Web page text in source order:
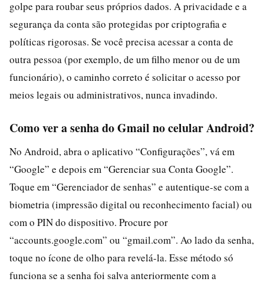
golpe para roubar seus próprios dados. A privacidade e a
segurança da conta são protegidas por criptografia e
políticas rigorosas. Se você precisa acessar a conta de
outra pessoa (por exemplo, de um filho menor ou de um
funcionário), o caminho correto é solicitar o acesso por
meios legais ou administrativos, nunca invadindo.
Como ver a senha do Gmail no celular Android?
No Android, abra o aplicativo “Configurações”, vá em
“Google” e depois em “Gerenciar sua Conta Google”.
Toque em “Gerenciador de senhas” e autentique-se com a
biometria (impressão digital ou reconhecimento facial) ou
com o PIN do dispositivo. Procure por
“accounts.google.com” ou “gmail.com”. Ao lado da senha,
toque no ícone de olho para revelá-la. Esse método só
funciona se a senha foi salva anteriormente com a